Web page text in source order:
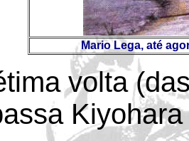
Mario Lega, até
volta
Kiyohara